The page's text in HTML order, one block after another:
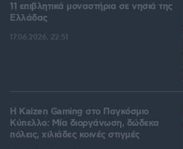
11 επιβλητικά μοναστήρια σε νησιά της
Ελλάδας
17.06.2026, 22:51
H Kaizen Gaming στο Παγκόσμιο
Kύπελλο: Μία διοργάνωση, δώδεκα
πόλεις, χιλιάδες κοινές στιγμές